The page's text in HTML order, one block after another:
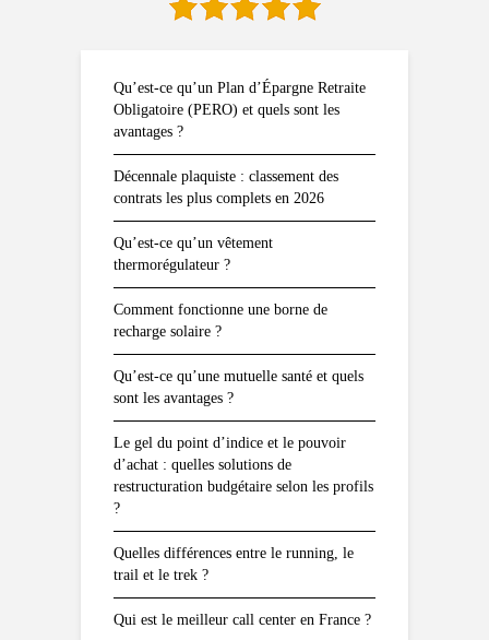
Qu’est-ce qu’un Plan d’Épargne Retraite
Obligatoire (PERO) et quels sont les
avantages ?
Décennale plaquiste : classement des
contrats les plus complets en 2026
Qu’est-ce qu’un vêtement
thermorégulateur ?
Comment fonctionne une borne de
recharge solaire ?
Qu’est-ce qu’une mutuelle santé et quels
sont les avantages ?
Le gel du point d’indice et le pouvoir
d’achat : quelles solutions de
restructuration budgétaire selon les profils
?
Quelles différences entre le running, le
trail et le trek ?
Qui est le meilleur call center en France ?